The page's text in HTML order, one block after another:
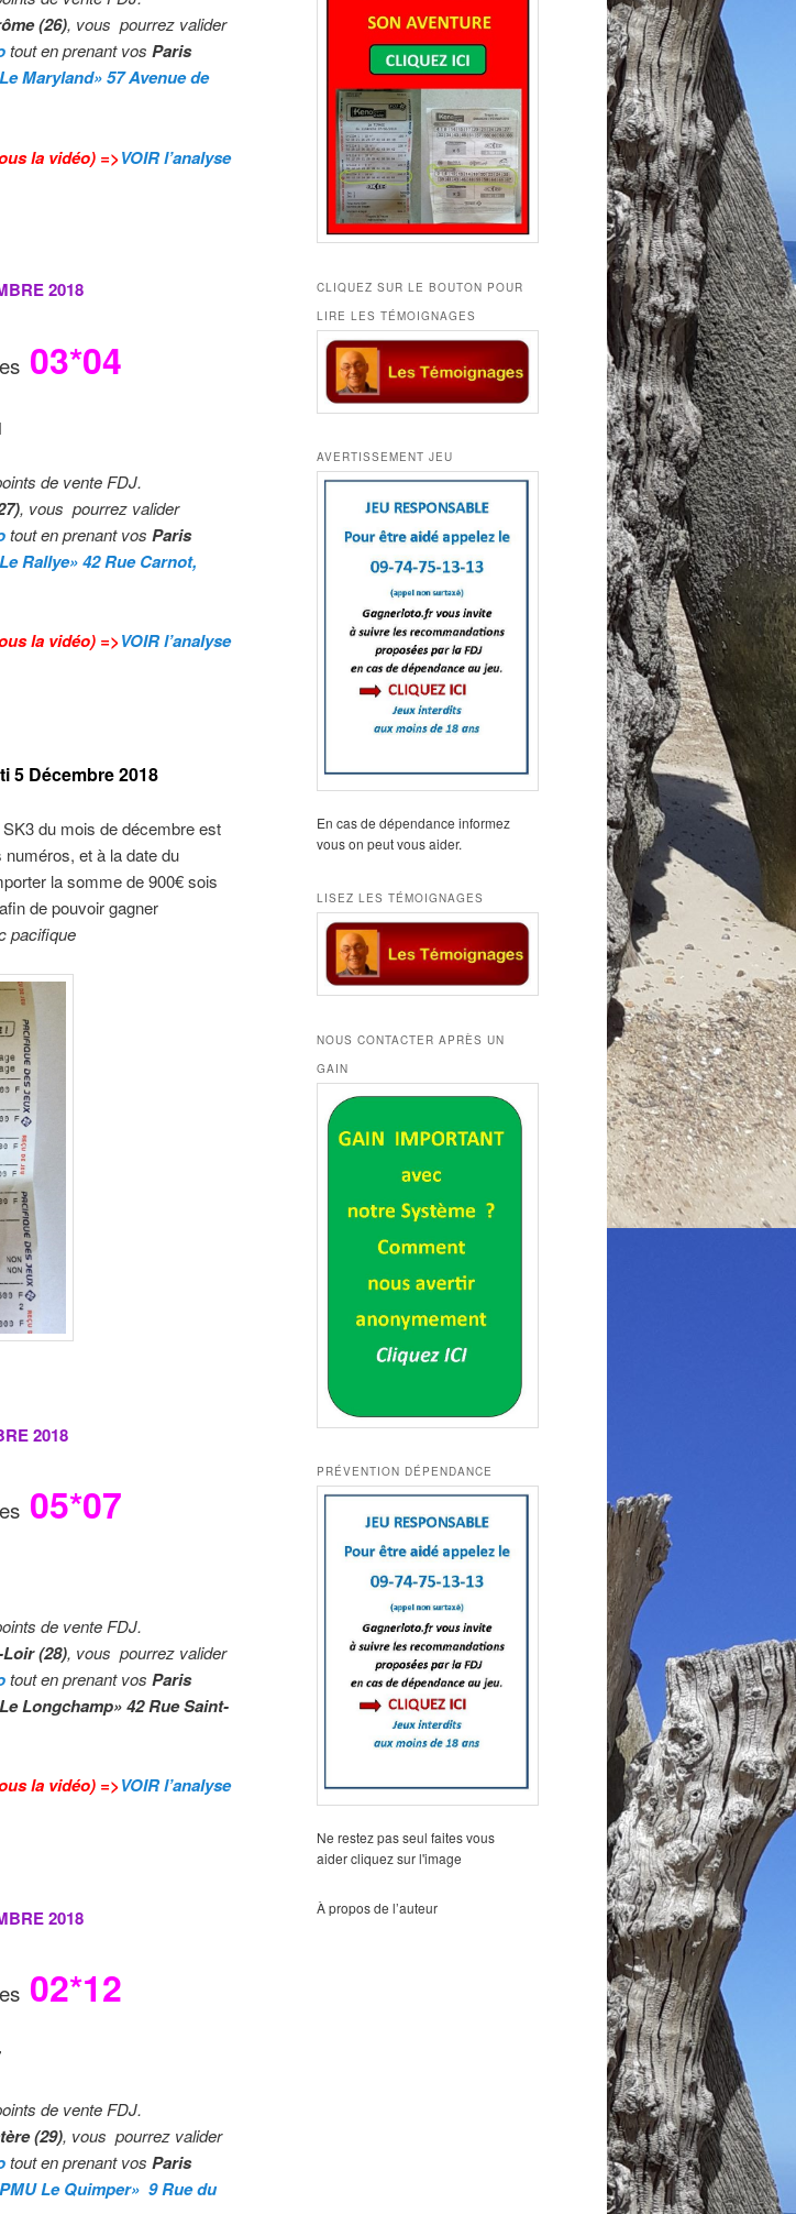
(26), vous pourrez valider
tout en prenant vos Paris
Maryland» 57 Avenue de
la vidéo) =>VOIR l’analyse
2018
03*04
de vente FDJ.
, vous pourrez valider
tout en prenant vos Paris
Rallye» 42 Rue Carnot,
la vidéo) =>VOIR l’analyse
5 Décembre 2018
du mois de décembre est
et à la date du
la somme de 900€ sois
de pouvoir gagner
pacifique
2018
05*07
de vente FDJ.
(28), vous pourrez valider
tout en prenant vos Paris
Longchamp» 42 Rue Saint-
la vidéo) =>VOIR l’analyse
2018
02*12
de vente FDJ.
(29), vous pourrez valider
tout en prenant vos Paris
Le Quimper» 9 Rue du
CLIQUEZ SUR LE BOUTON POUR
LIRE LES TÉMOIGNAGES
AVERTISSEMENT JEU
En cas de dépendance informez
vous on peut vous aider.
LISEZ LES TÉMOIGNAGES
NOUS CONTACTER APRÈS UN
GAIN
PRÉVENTION DÉPENDANCE
Ne restez pas seul faites vous
aider cliquez sur l'image
À propos de l’auteur